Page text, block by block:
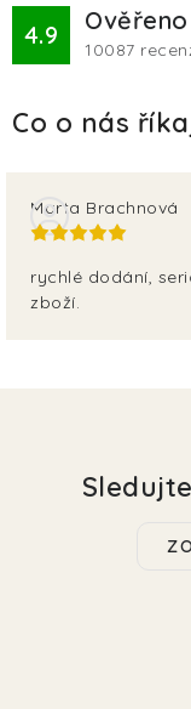
4.9 10087
Marta Brachnová
rychlé dodání,
zboží.